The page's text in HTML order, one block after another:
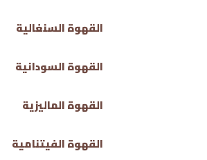
القهوة السنغالية
القهوة السودانية
القهوة الماليزية
القهوة الفيتنامية